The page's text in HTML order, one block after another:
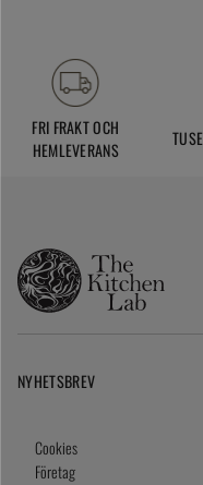
FRI FRAKT OCH
HEMLEVERANS
NYHETSBREV
Cookies
Företag